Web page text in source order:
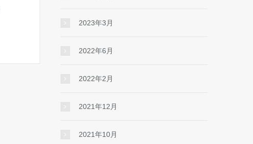
2023年3月
2022年6月
2022年2月
2021年12月
2021年10月